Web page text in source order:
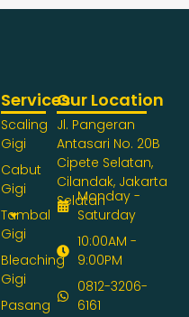
Services
Scaling
Gigi
Cabut
Gigi
Tambal
Gigi
Bleaching
Gigi
Pasang
Our Location
Jl. Pangeran
Antasari No. 20B
Cipete Selatan,
Cilandak, Jakarta
Selatan
Monday -
Saturday
10:00AM -
9:00PM
0812-3206-
6161